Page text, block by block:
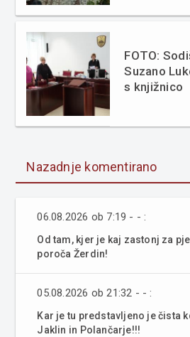
FOTO:
Suzano
s knjižnico
Nazadnje komentirano
06.08.2026 ob 7:19 - - :
Od tam, kjer je kaj zastonj za
poroča Žerdin!
05.08.2026 ob 21:32 - - :
Kar je tu predstavljeno je čista
Jaklin in Polančarje!!!